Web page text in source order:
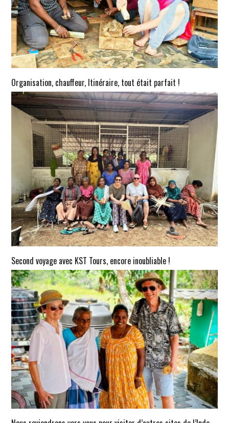
Organisation, chauffeur, Itinéraire, tout était parfait !
Second voyage avec KST Tours, encore inoubliable !